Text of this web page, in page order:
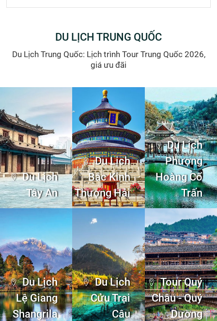
DU LỊCH TRUNG QUỐC
Du Lịch Trung Quốc: Lịch trình Tour Trung Quốc 2026,
giá ưu đãi
Du Lịch
Tây An
Du Lịch
Bắc Kinh
Thượng Hải
Du Lịch
Phượng
Hoàng Cổ
Trấn
Du Lịch
Lệ Giang
Shangrila
Du Lịch
Cửu Trại
Câu
Tour Quý
Châu - Quý
Dương